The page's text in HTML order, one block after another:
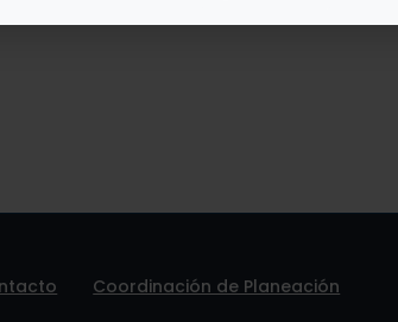
Coordinación de Planeación